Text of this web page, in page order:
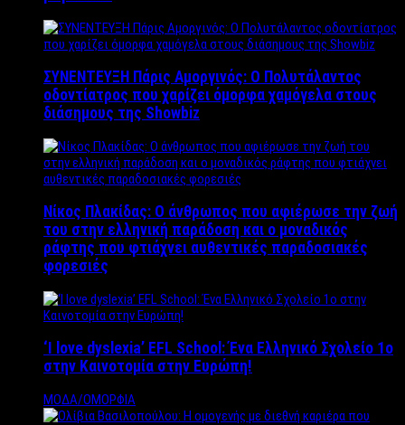
ΣΥΝΕΝΤΕΥΞΗ Πάρις Αμοργινός: O Πολυτάλαντος
οδοντίατρος που χαρίζει όμορφα χαμόγελα στους
διάσημους της Showbiz
Νίκος Πλακίδας: O άνθρωπος που αφιέρωσε την ζωή
του στην ελληνική παράδοση και ο μοναδικός
ράφτης που φτιάχνει αυθεντικές παραδοσιακές
φορεσιές
‘Ι love dyslexia’ EFL School: Ένα Ελληνικό Σχολείo 1ο
στην Καινοτομία στην Ευρώπη!
ΜΟΔΑ/ΟΜΟΡΦΙΑ